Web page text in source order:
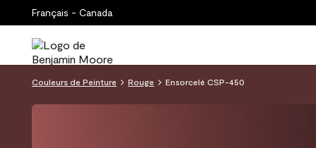
Français - Canada
Couleurs de Peinture Rouge Ensorcelé CSP-450